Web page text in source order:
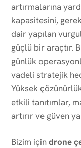
artırmalarına
kapasitesini,
dair yapılan
güçlü bir araçtır.
günlük
vadeli stratejik
Yüksek
etkili tanıtımlar,
artırır ve güven
Bizim içindrone